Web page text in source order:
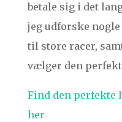
betale sig i det
jeg udforske
til store racer,
vælger den
Find den perfekte
her